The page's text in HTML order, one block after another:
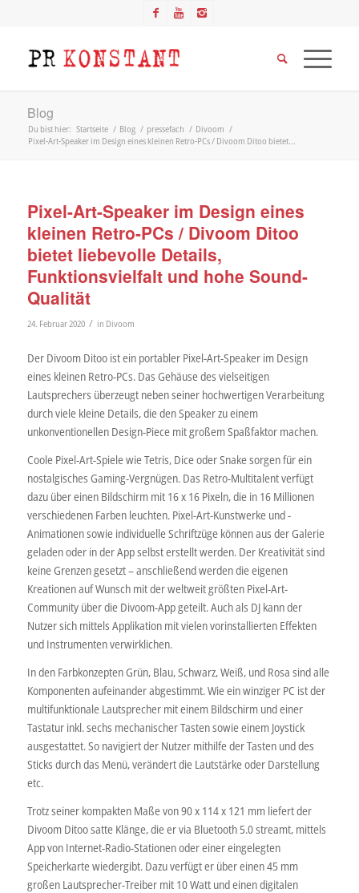
Blog
Du bist hier: Startseite / Blog / pressefach / Divoom /
Pixel-Art-Speaker im Design eines kleinen Retro-PCs / Divoom Ditoo bietet...
Pixel-Art-Speaker im Design eines
kleinen Retro-PCs / Divoom Ditoo
bietet liebevolle Details,
Funktionsvielfalt und hohe Sound-
Qualität
24. Februar 2020 / in Divoom
Der Divoom Ditoo ist ein portabler Pixel-Art-Speaker im Design
eines kleinen Retro-PCs. Das Gehäuse des vielseitigen
Lautsprechers überzeugt neben seiner hochwertigen Verarbeitung
durch viele kleine Details, die den Speaker zu einem
unkonventionellen Design-Piece mit großem Spaßfaktor machen.
Coole Pixel-Art-Spiele wie Tetris, Dice oder Snake sorgen für ein
nostalgisches Gaming-Vergnügen. Das Retro-Multitalent verfügt
dazu über einen Bildschirm mit 16 x 16 Pixeln, die in 16 Millionen
verschiedenen Farben leuchten. Pixel-Art-Kunstwerke und -
Animationen sowie individuelle Schriftzüge können aus der Galerie
geladen oder in der App selbst erstellt werden. Der Kreativität sind
keine Grenzen gesetzt – anschließend werden die eigenen
Kreationen auf Wunsch mit der weltweit größten Pixel-Art-
Community über die Divoom-App geteilt. Auch als DJ kann der
Nutzer sich mittels Applikation mit vielen vorinstallierten Effekten
und Instrumenten verwirklichen.
In den Farbkonzepten Grün, Blau, Schwarz, Weiß, und Rosa sind alle
Komponenten aufeinander abgestimmt. Wie ein winziger PC ist der
multifunktionale Lautsprecher mit einem Bildschirm und einer
Tastatur inkl. sechs mechanischer Tasten sowie einem Joystick
ausgestattet. So navigiert der Nutzer mithilfe der Tasten und des
Sticks durch das Menü, verändert die Lautstärke oder Darstellung
etc.
Trotz seiner kompakten Maße von 90 x 114 x 121 mm liefert der
Divoom Ditoo satte Klänge, die er via Bluetooth 5.0 streamt, mittels
App von Internet-Radio-Stationen oder einer eingelegten
Speicherkarte wiedergibt. Dazu verfügt er über einen 45 mm
großen Lautsprecher-Treiber mit 10 Watt und einen digitalen